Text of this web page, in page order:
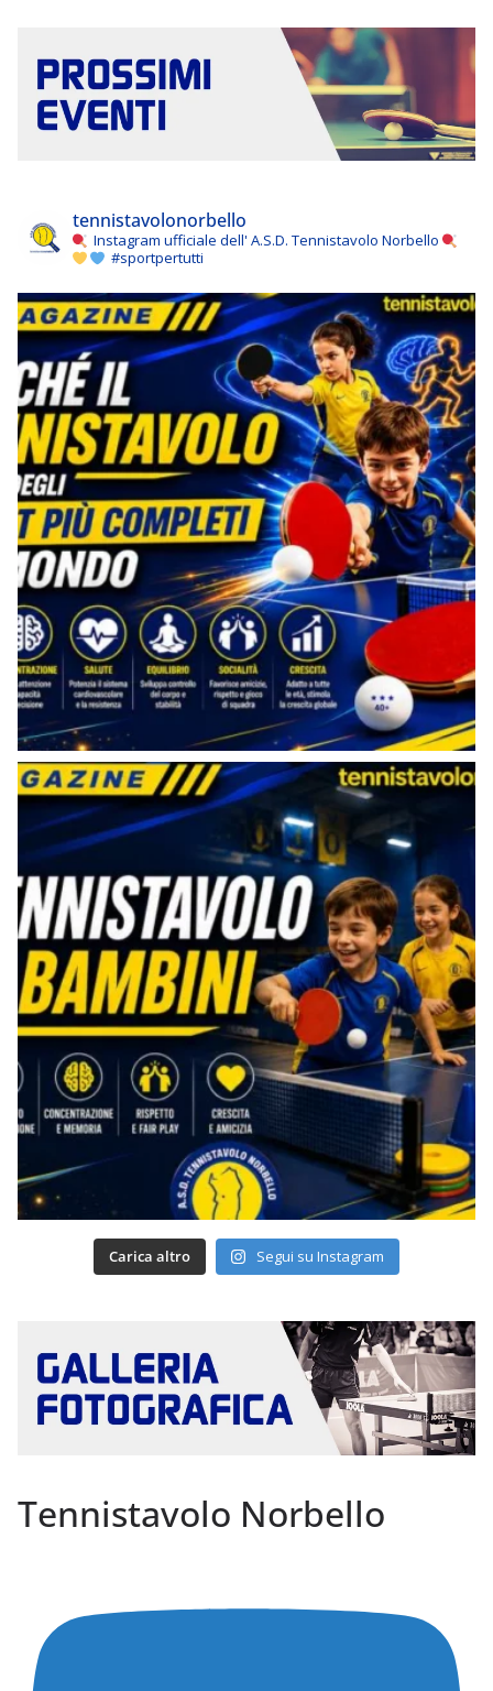
tennistavolonorbello
Instagram ufficiale dell' A.S.D. Tennistavolo Norbello
#sportpertutti
Carica altro Segui su Instagram
Tennistavolo Norbello